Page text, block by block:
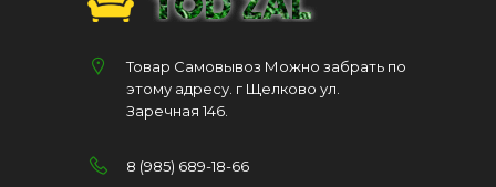
Товар Самовывоз Можно забрать по
этому адресу. г Щелково ул.
Заречная 146.
8 (985) 689-18-66